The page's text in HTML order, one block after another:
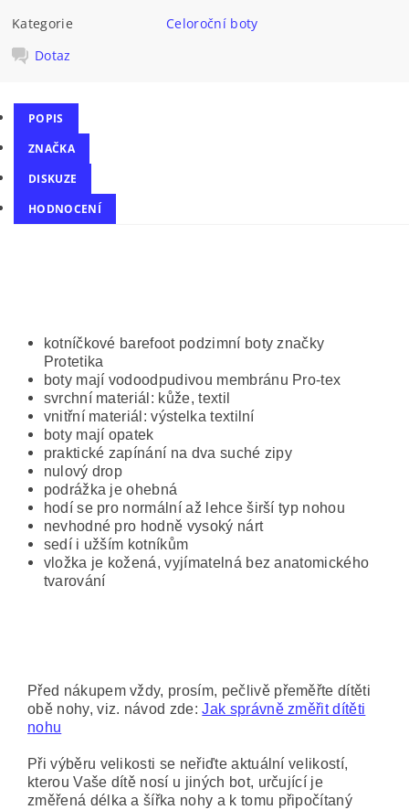
Kategorie
Celoroční boty
Dotaz
POPIS
ZNAČKA
DISKUZE
HODNOCENÍ
kotníčkové barefoot podzimní boty značky
Protetika
boty mají vodoodpudivou membránu Pro-tex
svrchní materiál: kůže, textil
vnitřní materiál: výstelka textilní
boty mají opatek
praktické zapínání na dva suché zipy
nulový drop
podrážka je ohebná
hodí se pro normální až lehce širší typ nohou
nevhodné pro hodně vysoký nárt
sedí i užším kotníkům
vložka je kožená, vyjímatelná bez anatomického
tvarování
Před nákupem vždy, prosím, pečlivě přeměřte dítěti
obě nohy, viz. návod zde:Jak správně změřit dítěti
nohu
Při výběru velikosti se neřiďte aktuální velikostí,
kterou Vaše dítě nosí u jiných bot, určující je
změřená délka a šířka nohy a k tomu připočítaný